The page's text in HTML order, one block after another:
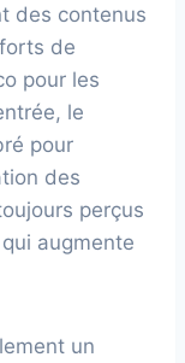
des contenus
de
pour les
le
pour
des
perçus
augmente
un